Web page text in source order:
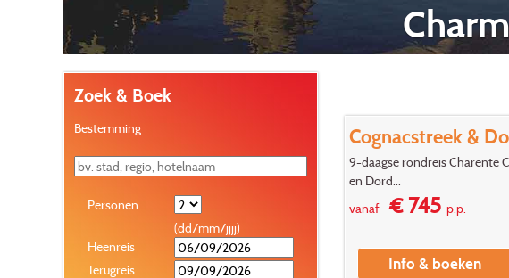
Cognacstreek &
9-daagse rondreis Charente
en Dord...
vanaf€ 745p.p.
Info & boeken
Zoek & Boek
Bestemming
Personen
(dd/mm/jjjj)
Heenreis
Terugreis